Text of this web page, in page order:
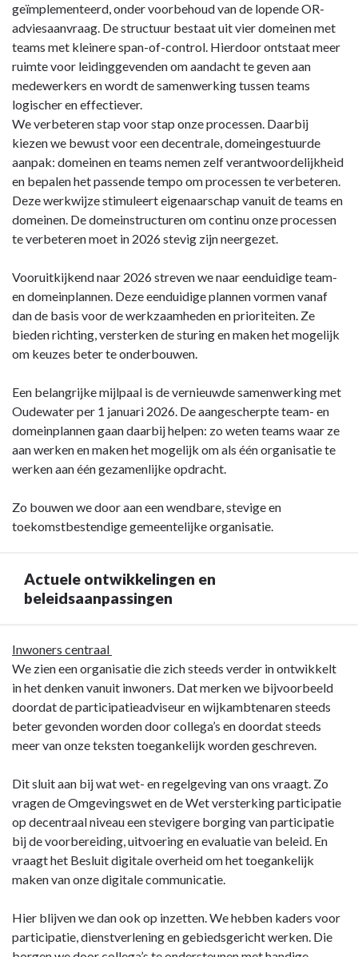
geïmplementeerd, onder voorbehoud van de lopende OR-
adviesaanvraag. De structuur bestaat uit vier domeinen met
teams met kleinere span-of-control. Hierdoor ontstaat meer
ruimte voor leidinggevenden om aandacht te geven aan
medewerkers en wordt de samenwerking tussen teams
logischer en effectiever.
We verbeteren stap voor stap onze processen. Daarbij
kiezen we bewust voor een decentrale, domeingestuurde
aanpak: domeinen en teams nemen zelf verantwoordelijkheid
en bepalen het passende tempo om processen te verbeteren.
Deze werkwijze stimuleert eigenaarschap vanuit de teams en
domeinen. De domeinstructuren om continu onze processen
te verbeteren moet in 2026 stevig zijn neergezet.
Vooruitkijkend naar 2026 streven we naar eenduidige team-
en domeinplannen. Deze eenduidige plannen vormen vanaf
dan de basis voor de werkzaamheden en prioriteiten. Ze
bieden richting, versterken de sturing en maken het mogelijk
om keuzes beter te onderbouwen.
Een belangrijke mijlpaal is de vernieuwde samenwerking met
Oudewater per 1 januari 2026. De aangescherpte team- en
domeinplannen gaan daarbij helpen: zo weten teams waar ze
aan werken en maken het mogelijk om als één organisatie te
werken aan één gezamenlijke opdracht.
Zo bouwen we door aan een wendbare, stevige en
toekomstbestendige gemeentelijke organisatie.
Actuele ontwikkelingen en
beleidsaanpassingen
Terug
naar
navigatie
Programma
dienstverlening
veiligheid
Actuele
ontwikkelingen
beleidsaanpassingen
Inwoners centraal
We zien een organisatie die zich steeds verder in ontwikkelt
in het denken vanuit inwoners. Dat merken we bijvoorbeeld
doordat de participatieadviseur en wijkambtenaren steeds
beter gevonden worden door collega’s en doordat steeds
meer van onze teksten toegankelijk worden geschreven.
Dit sluit aan bij wat wet- en regelgeving van ons vraagt. Zo
vragen de Omgevingswet en de Wet versterking participatie
op decentraal niveau een stevigere borging van participatie
bij de voorbereiding, uitvoering en evaluatie van beleid. En
vraagt het Besluit digitale overheid om het toegankelijk
maken van onze digitale communicatie.
Hier blijven we dan ook op inzetten. We hebben kaders voor
participatie, dienstverlening en gebiedsgericht werken. Die